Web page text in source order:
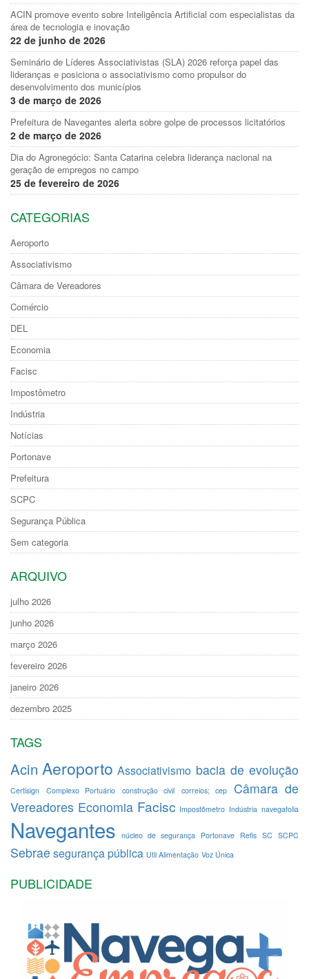
ACIN promove evento sobre Inteligência Artificial com especialistas da
área de tecnologia e inovação
22 de junho de 2026
Seminário de Líderes Associativistas (SLA) 2026 reforça papel das
lideranças e posiciona o associativismo como propulsor do
desenvolvimento dos municípios
3 de março de 2026
Prefeitura de Navegantes alerta sobre golpe de processos licitatórios
2 de março de 2026
Dia do Agronegócio: Santa Catarina celebra liderança nacional na
geração de empregos no campo
25 de fevereiro de 2026
CATEGORIAS
Aeroporto
Associativismo
Câmara de Vereadores
Comércio
DEL
Economia
Facisc
Impostômetro
Indústria
Notícias
Portonave
Prefeitura
SCPC
Segurança Pública
Sem categoria
ARQUIVO
julho 2026
junho 2026
março 2026
fevereiro 2026
janeiro 2026
dezembro 2025
TAGS
Acin Aeroporto Associativismo bacia de evolução
Certisign Complexo Portuário construção civil correios; cep
Câmara de
Vereadores Economia Facisc Impostômetro Indústria navegafolia
Navegantes núcleo de segurança Portonave Refis SC SCPC
Sebrae segurança pública Util Alimentação Voz Única
PUBLICIDADE